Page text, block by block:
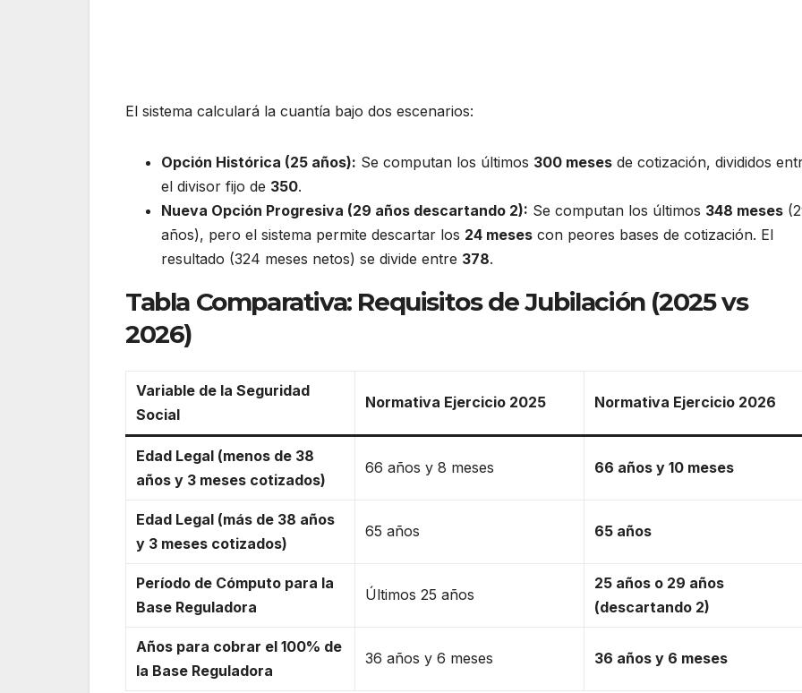
El sistema calculará la cuantía bajo dos escenarios:
Opción Histórica (25 años): Se computan los últimos 300 meses de cotización, divididos
el divisor fijo de 350.
Nueva Opción Progresiva (29 años descartando 2): Se computan los últimos 348 meses
años), pero el sistema permite descartar los 24 meses con peores bases de cotización. El
resultado (324 meses netos) se divide entre 378.
Tabla Comparativa: Requisitos de Jubilación (2025 vs
2026)
Variable de la Seguridad
Social
Normativa Ejercicio 2025 Normativa Ejercicio 2026
Edad Legal (menos de 38
años y 3 meses cotizados)
66 años y 8 meses 66 años y 10 meses
Edad Legal (más de 38 años
y 3 meses cotizados)
65 años 65 años
Período de Cómputo para la
Base Reguladora
Últimos 25 años
25 años o 29 años
(descartando 2)
Años para cobrar el 100% de
la Base Reguladora
36 años y 6 meses 36 años y 6 meses